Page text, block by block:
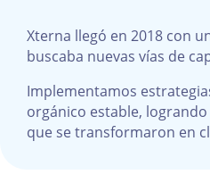
Xterna llegó en 2018 con
buscaba nuevas vías de
Implementamos
orgánico estable,
que se transformaron en